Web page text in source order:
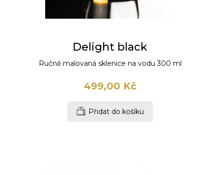
Delight black
Ručně malovaná sklenice na vodu 300 ml
499,00 Kč
Přidat do košíku